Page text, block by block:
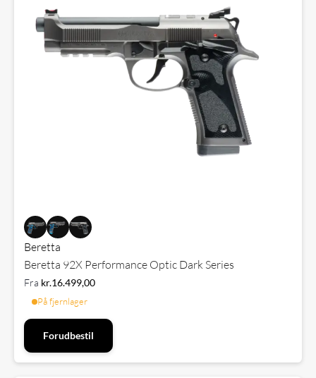
Beretta
Beretta 92X Performance Optic Dark Series
Fra kr.16.499,00
På fjernlager
Forudbestil